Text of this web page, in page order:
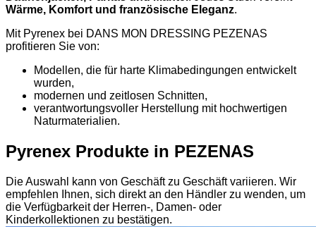
Wärme, Komfort und französische Eleganz.
Mit Pyrenex bei DANS MON DRESSING PEZENAS
profitieren Sie von:
Modellen, die für harte Klimabedingungen entwickelt
wurden,
modernen und zeitlosen Schnitten,
verantwortungsvoller Herstellung mit hochwertigen
Naturmaterialien.
Pyrenex Produkte in PEZENAS
Die Auswahl kann von Geschäft zu Geschäft variieren. Wir
empfehlen Ihnen, sich direkt an den Händler zu wenden, um
die Verfügbarkeit der Herren-, Damen- oder
Kinderkollektionen zu bestätigen.